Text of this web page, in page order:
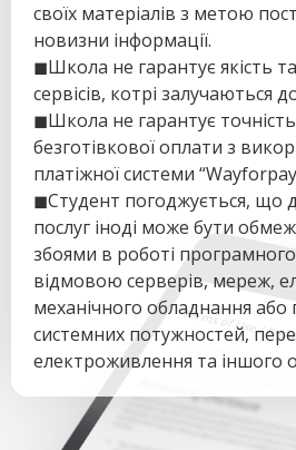
своїх матеріалів з метою
новизни інформації.
◼Школа не гарантує якість
сервісів, котрі залучаються
◼Школа не гарантує
безготівкової оплати з
платіжної системи
◼Студент погоджується, що
послуг іноді може бути
збоями в роботі
відмовою серверів, мереж,
механічного обладнання
системних потужностей,
електроживлення та іншого